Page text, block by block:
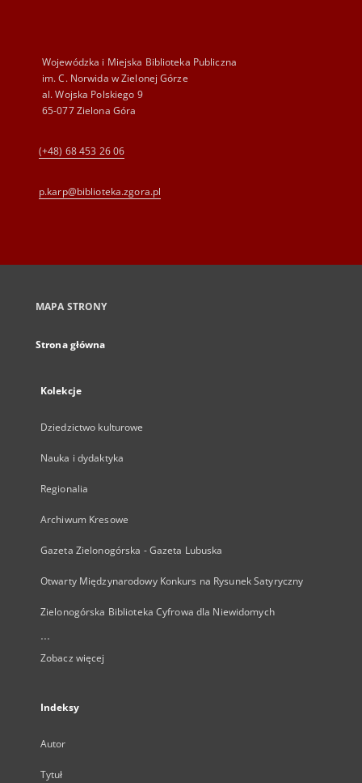
Wojewódzka i Miejska Biblioteka Publiczna
im. C. Norwida w Zielonej Górze
al. Wojska Polskiego 9
65-077 Zielona Góra
(+48) 68 453 26 06
p.karp@biblioteka.zgora.pl
MAPA STRONY
Strona główna
Kolekcje
Dziedzictwo kulturowe
Nauka i dydaktyka
Regionalia
Archiwum Kresowe
Gazeta Zielonogórska - Gazeta Lubuska
Otwarty Międzynarodowy Konkurs na Rysunek Satyryczny
Zielonogórska Biblioteka Cyfrowa dla Niewidomych
...
Zobacz więcej
Indeksy
Autor
Tytuł